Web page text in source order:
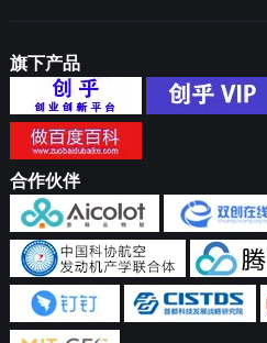
旗下产品
合作伙伴